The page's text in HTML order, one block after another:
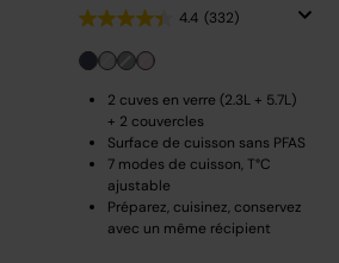
4.4 (332)
2 cuves en verre (2.3L + 5.7L)
+ 2 couvercles
Surface de cuisson sans PFAS
7 modes de cuisson, T°C
ajustable
Préparez, cuisinez, conservez
avec un même récipient